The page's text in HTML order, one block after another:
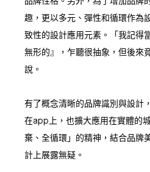
趣，更以多元、彈性和循環作為
致性的設計應用元素。「我記得
無形的』，乍聽很抽象，但後來
說。
有了概念清晰的品牌識別與設計
在app上，也擴大應用在實體的
棄、全循環」的精神，結合品牌
計上展露無疑。